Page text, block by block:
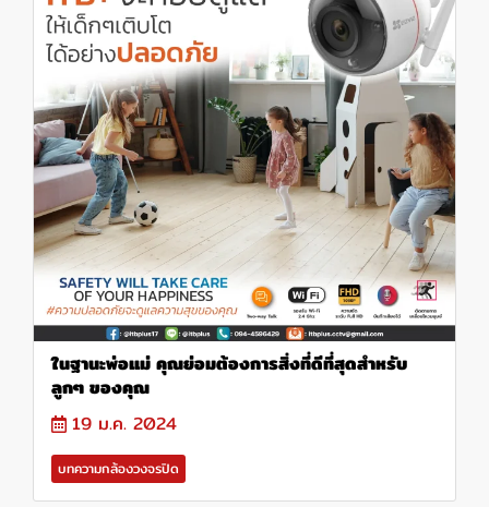
ในฐานะพ่อแม่ คุณย่อมต้องการสิ่งที่ดีที่สุดสำหรับ
ลูกๆ ของคุณ
19 ม.ค. 2024
บทความกล้องวงจรปิด